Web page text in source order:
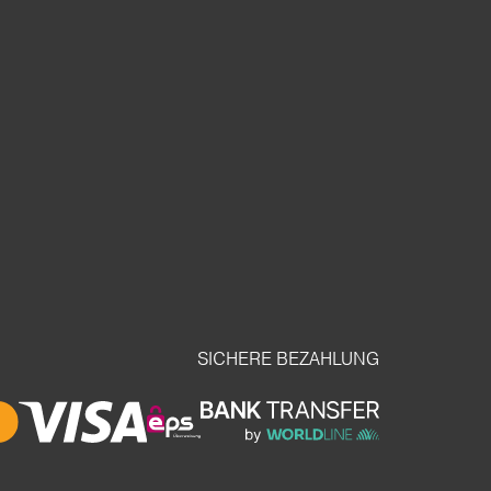
SICHERE BEZAHLUNG